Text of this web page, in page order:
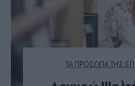
ΤΑ ΠΡΟΣΩΠΑ ΤΗΣ